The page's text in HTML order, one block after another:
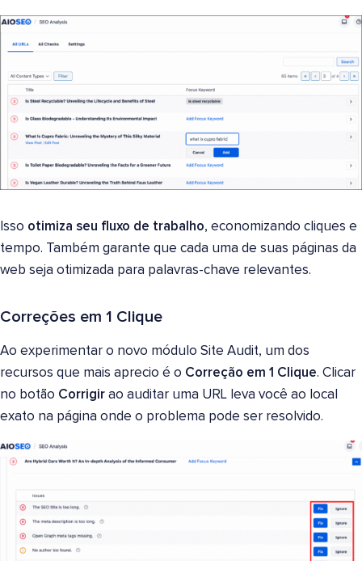
Isso otimiza seu fluxo de trabalho, economizando cliques e
tempo. Também garante que cada uma de suas páginas da
web seja otimizada para palavras-chave relevantes.
Correções em 1 Clique
Ao experimentar o novo módulo Site Audit, um dos
recursos que mais aprecio é o Correção em 1 Clique. Clicar
no botão Corrigir ao auditar uma URL leva você ao local
exato na página onde o problema pode ser resolvido.